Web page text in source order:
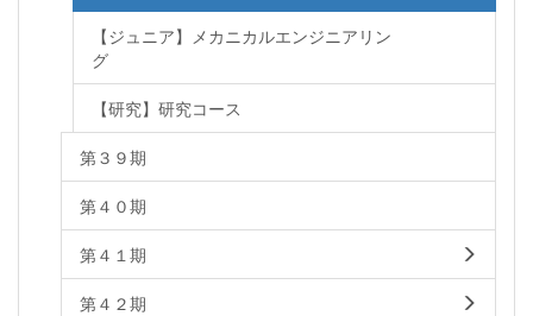
【ジュニア】メカニカルエンジニアリン
グ
【研究】研究コース
第３９期
第４０期
第４１期
第４２期